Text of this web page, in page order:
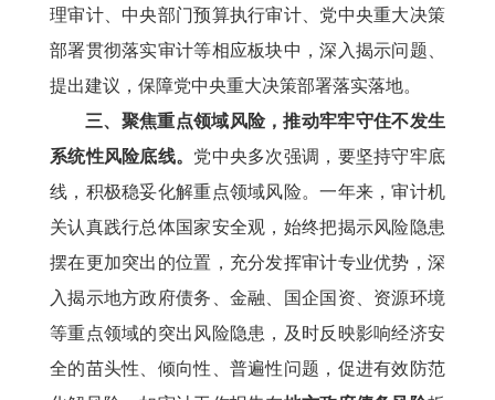
理审计、中央部门预算执行审计、党中央重大决策
部署贯彻落实审计等相应板块中，深入揭示问题、
提出建议，保障党中央重大决策部署落实落地。
三、聚焦重点领域风险，推动牢牢守住不发生
系统性风险底线。 党中央多次强调，要坚持守牢底
线，积极稳妥化解重点领域风险。一年来，审计机
关认真践行总体国家安全观，始终把揭示风险隐患
摆在更加突出的位置，充分发挥审计专业优势，深
入揭示地方政府债务、金融、国企国资、资源环境
等重点领域的突出风险隐患，及时反映影响经济安
全的苗头性、倾向性、普遍性问题，促进有效防范